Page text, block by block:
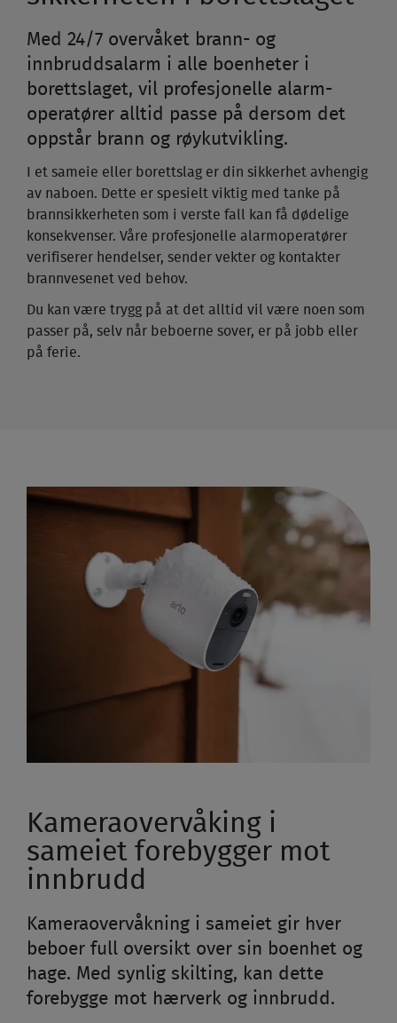
Med 24/7 overvåket brann- og
innbruddsalarm i alle boenheter i
borettslaget, vil profesjonelle alarm-
operatører alltid passe på dersom det
oppstår brann og røykutvikling.
I et sameie eller borettslag er din sikkerhet avhengig
av naboen. Dette er spesielt viktig med tanke på
brannsikkerheten som i verste fall kan få dødelige
konsekvenser. Våre profesjonelle alarmoperatører
verifiserer hendelser, sender vekter og kontakter
brannvesenet ved behov.
Du kan være trygg på at det alltid vil være noen som
passer på, selv når beboerne sover, er på jobb eller
på ferie.
Kameraovervåking i
sameiet forebygger mot
innbrudd
Kameraovervåkning i sameiet gir hver
beboer full oversikt over sin boenhet og
hage. Med synlig skilting, kan dette
forebygge mot hærverk og innbrudd.